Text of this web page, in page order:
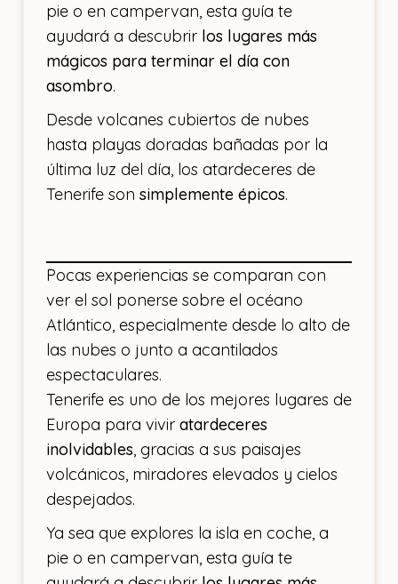
pie o en campervan, esta guía te
ayudará a descubrir los lugares más
mágicos para terminar el día con
asombro.
Desde volcanes cubiertos de nubes
hasta playas doradas bañadas por la
última luz del día, los atardeceres de
Tenerife son simplemente épicos.
Pocas experiencias se comparan con
ver el sol ponerse sobre el océano
Atlántico, especialmente desde lo alto de
las nubes o junto a acantilados
espectaculares.
Tenerife es uno de los mejores lugares de
Europa para vivir atardeceres
inolvidables, gracias a sus paisajes
volcánicos, miradores elevados y cielos
despejados.
Ya sea que explores la isla en coche, a
pie o en campervan, esta guía te